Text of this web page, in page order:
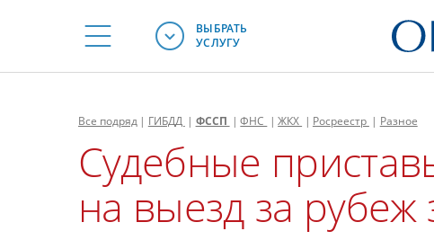
ВЫБРАТЬ
УСЛУГУ
Все подряд | ГИБДД | ФССП | ФНС | ЖКХ | Росреестр | Разное
Судебные
на выезд за рубеж